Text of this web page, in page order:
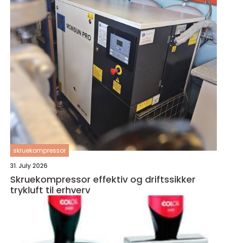
skruekompressor
31. July 2026
Skruekompressor effektiv og driftssikker
trykluft til erhverv